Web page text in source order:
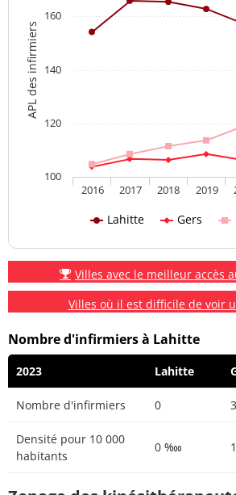
APL des infirmiers
Lahitte Gers
2016 2017 2018 2019
100
120
140
160
Villes avec le meilleur accès
Villes où il est difficile de voir
Nombre d'infirmiers à Lahitte
2023 Lahitte
Nombre d'infirmiers 0
Densité pour 10 000
habitants
0 ‱